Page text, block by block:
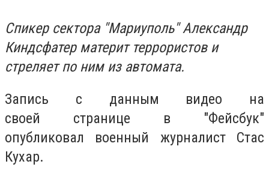
Спикер сектора "Мариуполь" Александр
Киндсфатер материт террористов и
стреляет по ним из автомата.
Запись с данным видео на
своей странице в "Фейсбук"
опубликовал военный журналист Стас
Кухар.